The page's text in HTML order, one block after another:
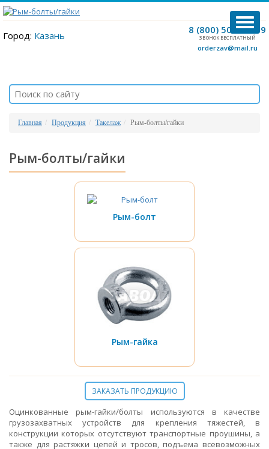
8 (800) 500-12-09
ЗВОНОК БЕСПЛАТНЫЙ
orderzav@mail.ru
Город: Казань
Главная Продукция Такелаж Рым-болты/гайки
Рым-болты/гайки
Рым-болт
Рым-гайка
ЗАКАЗАТЬ ПРОДУКЦИЮ
Оцинкованные рым-гайки/болты используются в качестве
грузозахватных устройств для крепления тяжестей, в
конструкции которых отсутствуют транспортные проушины, а
также для растяжки цепей и тросов, подъема всевозможных